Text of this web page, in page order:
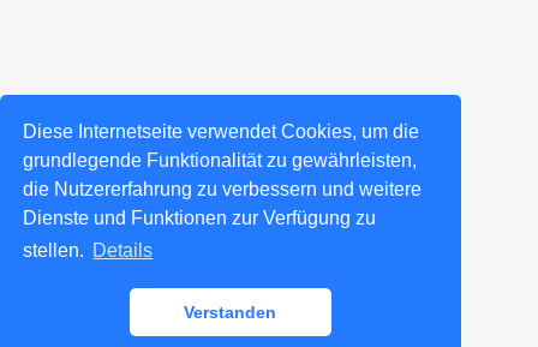
Diese Internetseite verwendet Cookies, um die
grundlegende Funktionalität zu gewährleisten,
die Nutzererfahrung zu verbessern und weitere
Dienste und Funktionen zur Verfügung zu
stellen. Details
Verstanden